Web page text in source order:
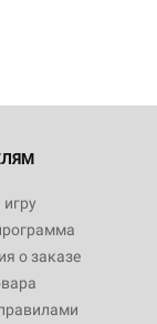
о заказе